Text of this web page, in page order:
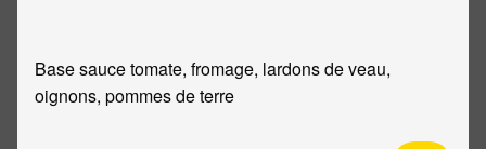
Base sauce tomate, fromage, lardons de veau,
oignons, pommes de terre